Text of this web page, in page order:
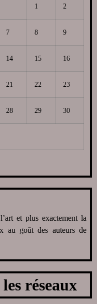
1 2
7 8 9
14 15 16
21 22 23
28 29 30
et plus exactement la
au goût des auteurs de
réseaux